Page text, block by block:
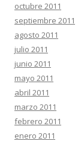
octubre 2011
septiembre 2011
agosto 2011
julio 2011
junio 2011
mayo 2011
abril 2011
marzo 2011
febrero 2011
enero 2011